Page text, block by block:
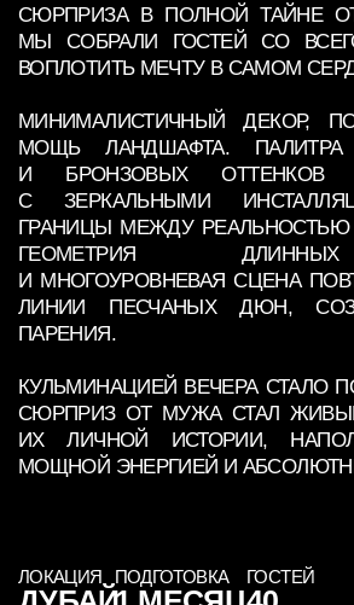
ЛОКАЦИЯ
ДУБАЙ
ПОДГОТОВКА
1 МЕСЯЦ
ГОСТЕЙ
С ЗЕРКАЛЬНЫМИ ИНСТАЛЛЯЦИЯМИ
ГРАНИЦЫ МЕЖДУ РЕАЛЬНОСТЬЮ И
ГЕОМЕТРИЯ ДЛИННЫХ
И МНОГОУРОВНЕВАЯ СЦЕНА ПОВТОРИЛИ
ПАРЕНИЯ.
КУЛЬМИНАЦИЕЙ ВЕЧЕРА СТАЛО
СЮРПРИЗ ОТ МУЖА СТАЛ ЖИВЫМ
ИХ ЛИЧНОЙ ИСТОРИИ, НАПОЛНИВ
МОЩНОЙ ЭНЕРГИЕЙ И АБСОЛЮТНЫМ
ГАЛЕРЕЯ